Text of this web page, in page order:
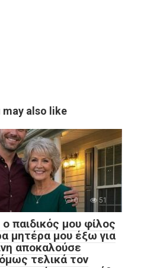
may also like
0 51
παιδικός μου φίλος
μητέρα μου έξω για
αποκαλούσε
τελικά τον